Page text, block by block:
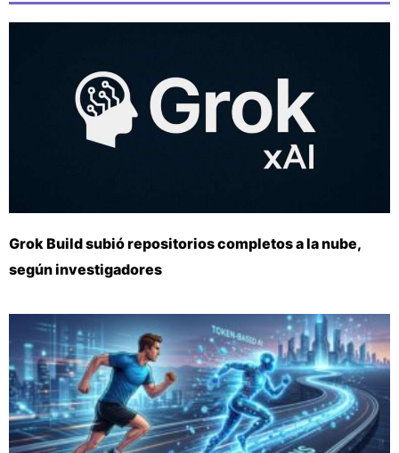
Grok Build subió repositorios completos a la nube,
según investigadores